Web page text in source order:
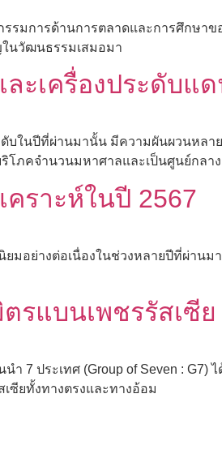
รมการด้านการตลาดและการศึกษาข
นวัฒนธรรมเสมอมา
ะเครื่องประดับแ
ในปีที่ผ่านมานั้น มีความผันผวนหลาย
โภคจำนวนมหาศาลและเป็นศูนย์กลา
คราะห์ในปี 2567
ยมอย่างต่อเนื่องในช่วงหลายปีที่ผ่านม
รแบนเพชรรัสเซี
ำ 7 ประเทศ (Group of Seven :
ซียทั้งทางตรงและทางอ้อม